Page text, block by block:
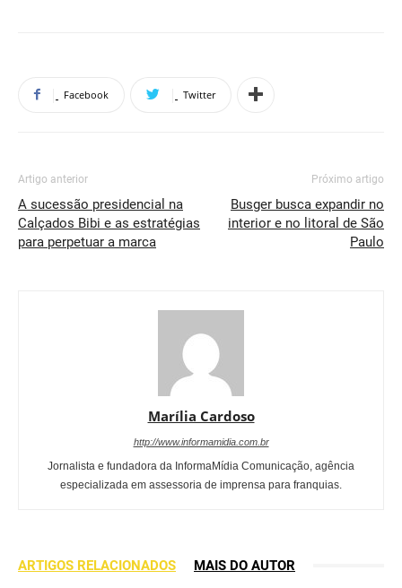
Facebook Twitter
Artigo anterior
A sucessão presidencial na
Calçados Bibi e as estratégias
para perpetuar a marca
Próximo artigo
Busger busca expandir no
interior e no litoral de São
Paulo
Marília Cardoso
http://www.informamidia.com.br
Jornalista e fundadora da InformaMídia Comunicação, agência
especializada em assessoria de imprensa para franquias.
ARTIGOS RELACIONADOS MAIS DO AUTOR